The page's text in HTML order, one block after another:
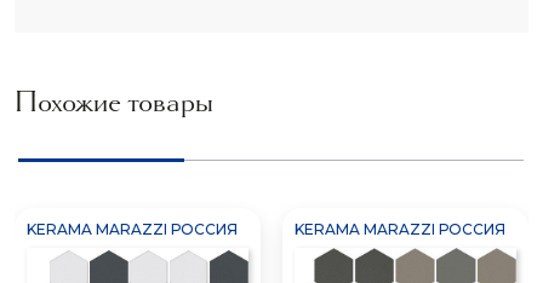
Похожие товары
KERAMA MARAZZI РОССИЯ KERAMA MARAZZI РОССИЯ